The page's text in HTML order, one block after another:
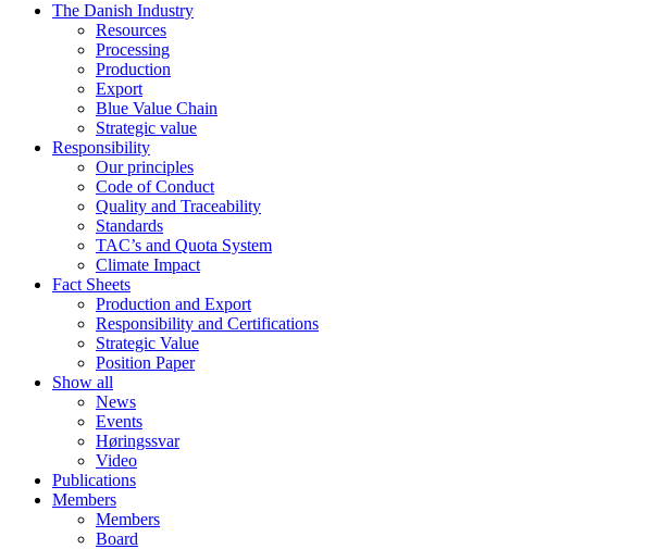
The Danish Industry
Resources
Processing
Production
Export
Blue Value Chain
Strategic value
Responsibility
Our principles
Code of Conduct
Quality and Traceability
Standards
TAC’s and Quota System
Climate Impact
Fact Sheets
Production and Export
Responsibility and Certifications
Strategic Value
Position Paper
Show all
News
Events
Høringssvar
Video
Publications
Members
Members
Board